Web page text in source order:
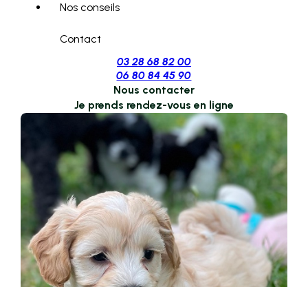
Nos conseils
Contact
03 28 68 82 00
06 80 84 45 90
Nous contacter
Je prends rendez-vous en ligne